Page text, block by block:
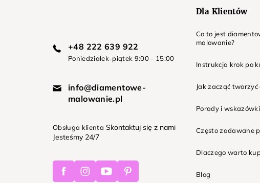
+48 222 639 922
Poniedziałek-piątek 9:00 - 15:00
info@diamentowe-
malowanie.pl
Obsługa klienta Skontaktuj się z nami
Jesteśmy 24/7
FacebookInstagramYoutubePinterest
Dla Klientów
Co to jest
malowanie?
Instrukcja krok po
Jak zacząć
Porady i wskazówki
Często zadawane
Dlaczego warto
Blog